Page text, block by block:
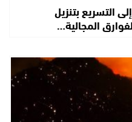
التسريع بتنزيل
المجالية…